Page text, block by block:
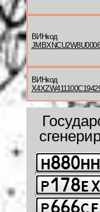
ВИНкод
ВИНкод